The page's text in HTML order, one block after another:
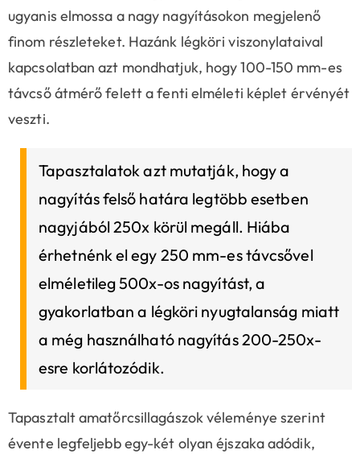
ugyanis elmossa a nagy nagyításokon megjelenő
finom részleteket. Hazánk légköri viszonylataival
kapcsolatban azt mondhatjuk, hogy 100-150 mm-es
távcső átmérő felett a fenti elméleti képlet érvényét
veszti.
Tapasztalatok azt mutatják, hogy a
nagyítás felső határa legtöbb esetben
nagyjából 250x körül megáll. Hiába
érhetnénk el egy 250 mm-es távcsővel
elméletileg 500x-os nagyítást, a
gyakorlatban a légköri nyugtalanság miatt
a még használható nagyítás 200-250x-
esre korlátozódik.
Tapasztalt amatőrcsillagászok véleménye szerint
évente legfeljebb egy-két olyan éjszaka adódik,